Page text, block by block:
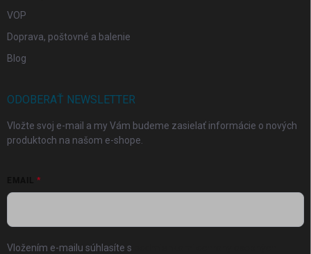
VOP
Doprava, poštovné a balenie
Blog
ODOBERAŤ NEWSLETTER
Vložte svoj e-mail a my Vám budeme zasielať informácie o nových
produktoch na našom e-shope.
Vložením e-mailu súhlasíte s